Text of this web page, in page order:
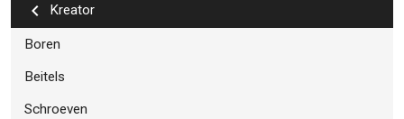
kreator
Boren
Beitels
Schroeven